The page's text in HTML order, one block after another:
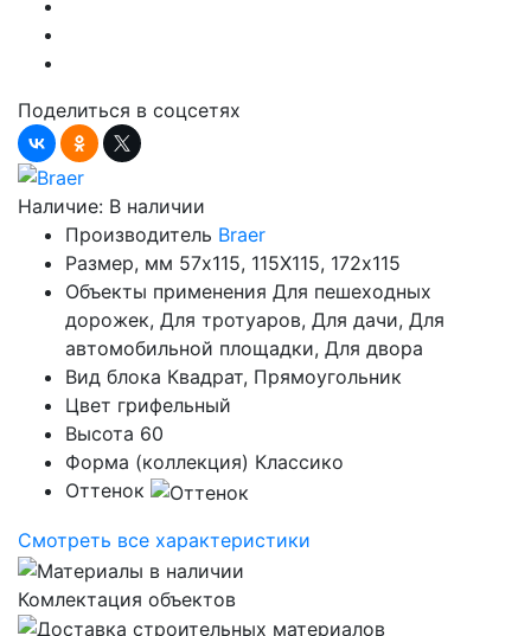
Поделиться в соцсетях
Наличие: В наличии
Производитель Braer
Размер, мм 57х115, 115Х115, 172х115
Объекты применения Для пешеходных
дорожек, Для тротуаров, Для дачи, Для
автомобильной площадки, Для двора
Вид блока Квадрат, Прямоугольник
Цвет грифельный
Высота 60
Форма (коллекция) Классико
Оттенок
Смотреть все характеристики
Комлектация объектов